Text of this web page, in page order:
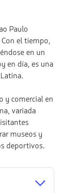
Paulo
el tiempo,
en un
en día, es una
y comercial en
variada
museos y
deportivos.